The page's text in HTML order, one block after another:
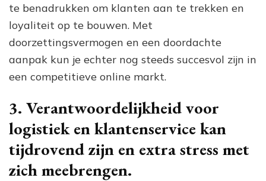
te benadrukken om klanten aan te trekken en
loyaliteit op te bouwen. Met
doorzettingsvermogen en een doordachte
aanpak kun je echter nog steeds succesvol zijn in
een competitieve online markt.
3. Verantwoordelijkheid voor
logistiek en klantenservice kan
tijdrovend zijn en extra stress met
zich meebrengen.